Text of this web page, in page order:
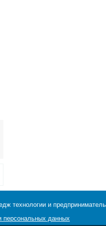
технологии и
персональных данных